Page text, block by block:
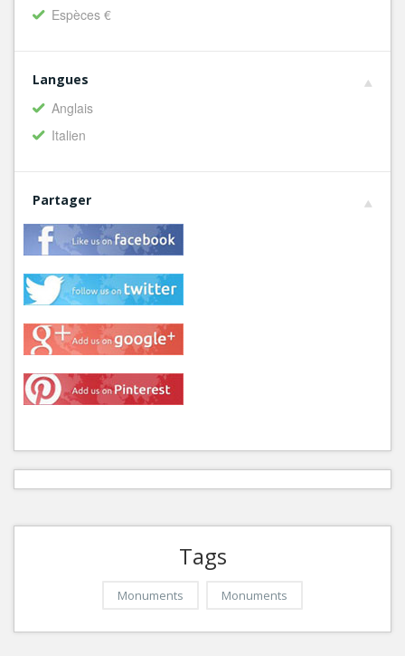
Espèces €
Langues
Anglais
Italien
Partager
Tags
Monuments Monuments